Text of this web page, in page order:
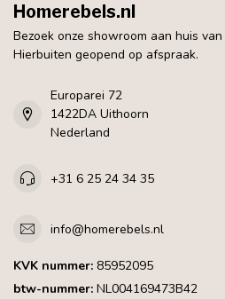
Homerebels.nl
Bezoek onze showroom aan huis
Hierbuiten geopend op afspraak.
Europarei 72
1422DA Uithoorn
Nederland
+31 6 25 24 34 35
info@homerebels.nl
KVK nummer: 85952095
btw-nummer: NL004169473B42